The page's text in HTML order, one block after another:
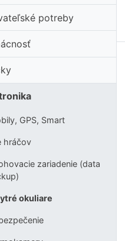
potreby
GPS, Smart
hráčov
zariadenie (data
okuliare